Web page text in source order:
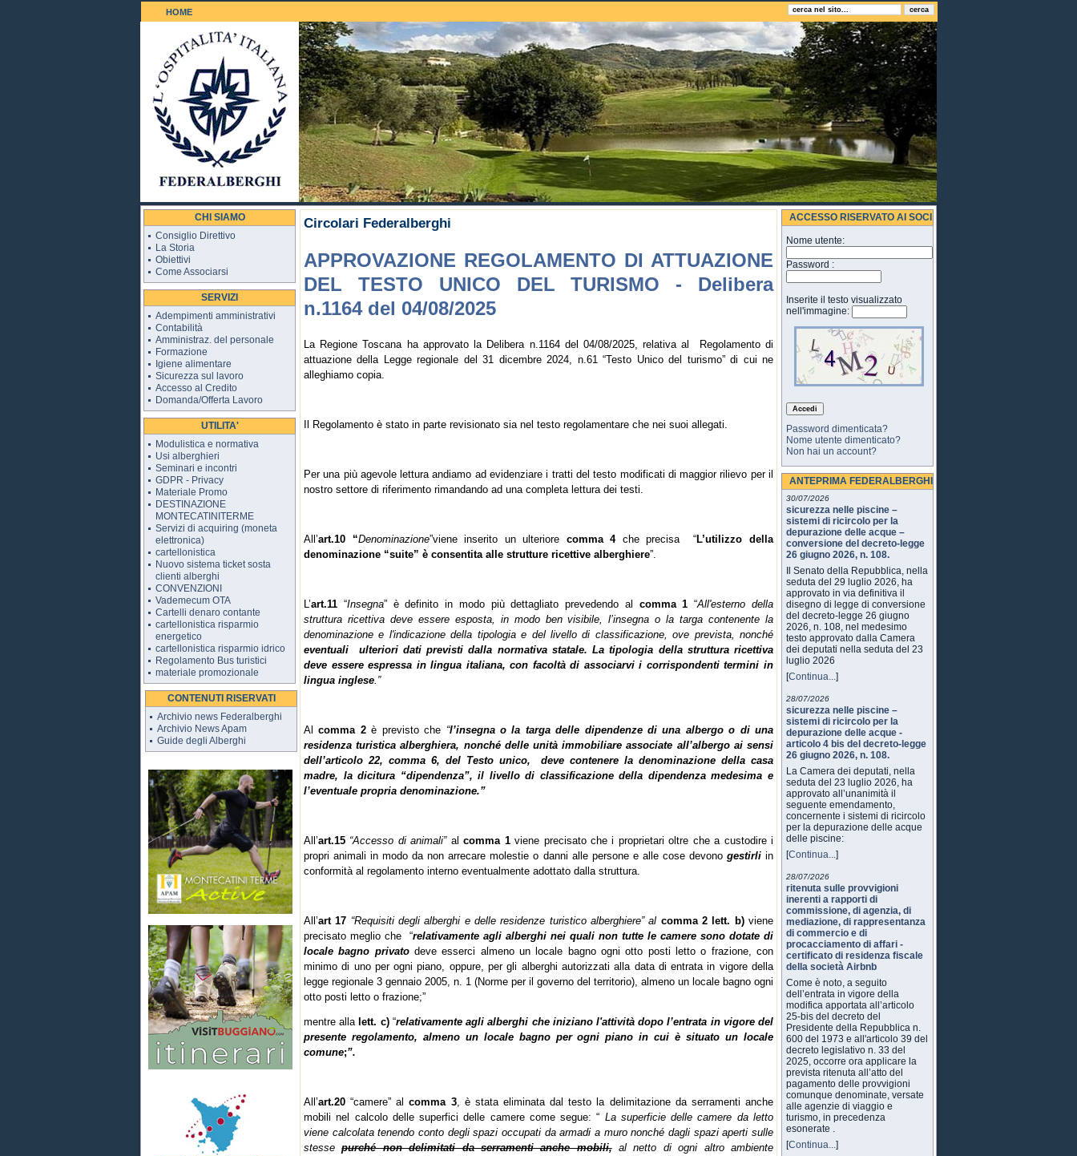
HOME
Il Golf 18 buche
CHI SIAMO
Consiglio Direttivo
La Storia
Obiettivi
Come Associarsi
SERVIZI
Adempimenti amministrativi
Contabilità
Amministraz. del personale
Formazione
Igiene alimentare
Sicurezza sul lavoro
Accesso al Credito
Domanda/Offerta Lavoro
UTILITA'
Modulistica e normativa
Usi alberghieri
Seminari e incontri
GDPR - Privacy
Materiale Promo
DESTINAZIONE
MONTECATINITERME
Servizi di acquiring (moneta
elettronica)
cartellonistica
Nuovo sistema ticket sosta
clienti alberghi
CONVENZIONI
Vademecum OTA
Cartelli denaro contante
cartellonistica risparmio
energetico
cartellonistica risparmio idrico
Regolamento Bus turistici
materiale promozionale
CONTENUTI RISERVATI
Archivio news Federalberghi
Archivio News Apam
Guide degli Alberghi
Circolari Federalberghi
APPROVAZIONE REGOLAMENTO DI ATTUAZIONE
DEL TESTO UNICO DEL TURISMO - Delibera
n.1164 del 04/08/2025
La Regione Toscana ha approvato la Delibera n.1164 del 04/08/2025, relativa al Regolamento di
attuazione della Legge regionale del 31 dicembre 2024, n.61 “Testo Unico del turismo” di cui ne
alleghiamo copia.
Il Regolamento è stato in parte revisionato sia nel testo regolamentare che nei suoi allegati.
Per una più agevole lettura andiamo ad evidenziare i tratti del testo modificati di maggior rilievo per il
nostro settore di riferimento rimandando ad una completa lettura dei testi.
All’art.10 “Denominazione”viene inserito un ulteriore comma 4che precisa “L’utilizzo della
denominazione “suite” è consentita alle strutture ricettive alberghiere”.
L’art.11 “Insegna” è definito in modo più dettagliato prevedendo al comma 1 “All'esterno della
struttura ricettiva deve essere esposta, in modo ben visibile, l’insegna o la targa contenente la
denominazione e l'indicazione della tipologia e del livello di classificazione, ove prevista, nonché
eventuali ulteriori dati previsti dalla normativa statale. La tipologia della struttura ricettiva
deve essere espressa in lingua italiana, con facoltà di associarvi i corrispondenti termini in
lingua inglese.”
Alcomma 2è previsto che “l’insegna o la targa delle dipendenze di una albergo o di una
residenza turistica alberghiera, nonché delle unità immobiliare associate all’albergo ai sensi
dell’articolo 22, comma 6, del Testo unico, deve contenere la denominazione della casa
madre, la dicitura “dipendenza”, il livello di classificazione della dipendenza medesima e
l’eventuale propria denominazione.”
All’art.15 “Accesso di animali” alcomma 1viene precisato che i proprietari oltre che a custodire i
propri animali in modo da non arrecare molestie o danni alle persone e alle cose devono gestirli in
conformità al regolamento interno eventualmente adottato dalla struttura.
All’art 17 “Requisiti degli alberghi e delle residenze turistico alberghiere” al comma 2 lett. b)viene
precisato meglio che “relativamente agli alberghi nei quali non tutte le camere sono dotate di
locale bagno privatodeve esserci almeno un locale bagno ogni otto posti letto o frazione, con
minimo di uno per ogni piano, oppure, per gli alberghi autorizzati alla data di entrata in vigore della
legge regionale 3 gennaio 2005, n. 1 (Norme per il governo del territorio), almeno un locale bagno ogni
otto posti letto o frazione;”
mentre alla lett. c)“relativamente agli alberghi che iniziano l'attività dopo l’entrata in vigore del
presente regolamento, almeno un locale bagno per ogni piano in cui è situato un locale
comune;”.
All’art.20“camere” alcomma 3, è stata eliminata dal testo la delimitazione da serramenti anche
mobili nel calcolo delle superfici delle camere come segue: “ La superficie delle camere da letto
viene calcolata tenendo conto degli spazi occupati da armadi a muro nonché dagli spazi aperti sulle
stessepurché non delimitati da serramenti anche mobili,al netto di ogni altro ambiente
ACCESSO RISERVATO AI SOCI
Nome utente:
Password :
Inserite il testo visualizzato
nell'immagine:
Password dimenticata?
Nome utente dimenticato?
Non hai un account?
ANTEPRIMA FEDERALBERGHI
30/07/2026
sicurezza nelle piscine –
sistemi di ricircolo per la
depurazione delle acque –
conversione del decreto-legge
26 giugno 2026, n. 108.
Il Senato della Repubblica, nella
seduta del 29 luglio 2026, ha
approvato in via definitiva il
disegno di legge di conversione
del decreto-legge 26 giugno
2026, n. 108, nel medesimo
testo approvato dalla Camera
dei deputati nella seduta del 23
luglio 2026
[Continua...]
28/07/2026
sicurezza nelle piscine –
sistemi di ricircolo per la
depurazione delle acque -
articolo 4 bis del decreto-legge
26 giugno 2026, n. 108.
La Camera dei deputati, nella
seduta del 23 luglio 2026, ha
approvato all’unanimità il
seguente emendamento,
concernente i sistemi di ricircolo
per la depurazione delle acque
delle piscine:
[Continua...]
28/07/2026
ritenuta sulle provvigioni
inerenti a rapporti di
commissione, di agenzia, di
mediazione, di rappresentanza
di commercio e di
procacciamento di affari -
certificato di residenza fiscale
della società Airbnb
Come è noto, a seguito
dell’entrata in vigore della
modifica apportata all’articolo
25-bis del decreto del
Presidente della Repubblica n.
600 del 1973 e all'articolo 39 del
decreto legislativo n. 33 del
2025, occorre ora applicare la
prevista ritenuta all’atto del
pagamento delle provvigioni
comunque denominate, versate
alle agenzie di viaggio e
turismo, in precedenza
esonerate .
[Continua...]